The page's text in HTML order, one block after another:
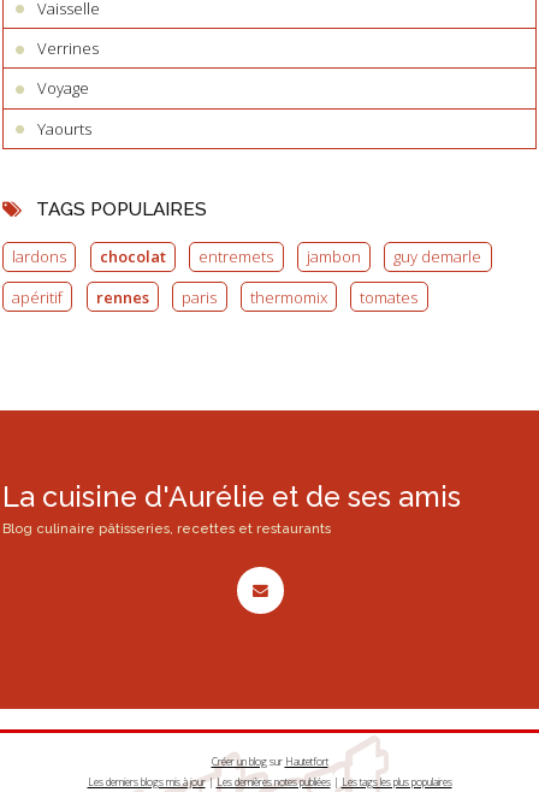
Vaisselle
Verrines
Voyage
Yaourts
TAGS POPULAIRES
lardons chocolat entremets jambon
guy demarle
apéritif
rennes paris thermomix tomates
La cuisine d'Aurélie et de ses amis
Blog culinaire pâtisseries, recettes et restaurants
Créer un blogsur Hautetfort
Les derniers blogs mis à jour|Les dernières notes publiées| Les tags les plus populaires